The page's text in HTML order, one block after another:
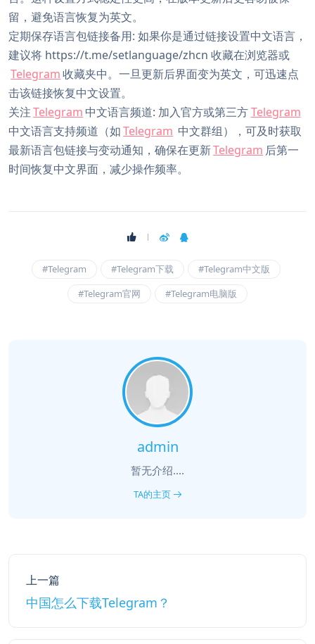
留，避免语言恢复为英文。
定期保存语言包链接备用: 如果你是通过链接设置中文语言，
建议将 https://t.me/setlanguage/zhcn 收藏在浏览器或
Telegram收藏夹中。一旦更新后界面变为英文，可迅速点
击该链接恢复中文设置。
关注Telegram 中文语言频道: 加入官方或第三方Telegram
中文语言支持频道（如Telegram 中文群组），可及时获取
最新语言包链接与变动通知，确保在更新Telegram 后第一
时间恢复中文界面，减少操作频率。
#Telegram #Telegram下载
#Telegram中文版
#Telegram官网
#Telegram电脑版
admin
暂无介绍....
TA的主页
上一篇
中国怎么下载Telegram？